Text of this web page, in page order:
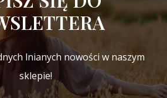
lnianych nowości w naszym
sklepie!